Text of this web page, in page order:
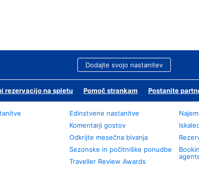
Dodajte svojo nastanitev
rezervacijo na spletu Pomoč strankam Postanite
Edinstvene nastanitve
Komentarji gostov
Odkrijte mesečna bivanja
Sezonske in počitniške ponudbe
Traveller Review Awards